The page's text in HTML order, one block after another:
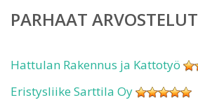
PARHAAT ARVOSTELUT
Hattulan Rakennus ja Kattotyö
Eristysliike Sarttila Oy